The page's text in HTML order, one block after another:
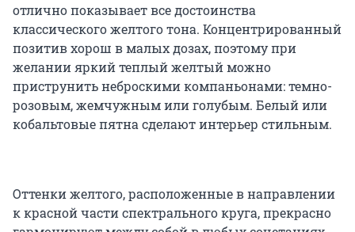
отлично показывает все достоинства
классического желтого тона. Концентрированный
позитив хорош в малых дозах, поэтому при
желании яркий теплый желтый можно
приструнить неброскими компаньонами: темно-
розовым, жемчужным или голубым. Белый или
кобальтовые пятна сделают интерьер стильным.
Оттенки желтого, расположенные в направлении
к красной части спектрального круга, прекрасно